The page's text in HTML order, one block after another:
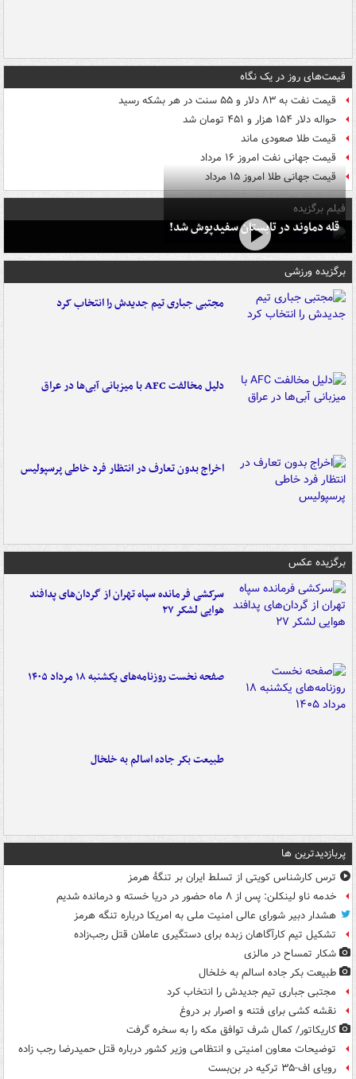
قیمت‌های روز در یک نگاه
قیمت نفت به ۸۳ دلار و ۵۵ سنت در هر بشکه رسید
حواله دلار ۱۵۴ هزار و ۴۵۱ تومان شد
قیمت طلا صعودی ماند
قیمت جهانی نفت امروز ۱۶ مرداد
قیمت جهانی طلا امروز ۱۵ مرداد
فیلم برگزیده
قله دماوند در تابستان سفیدپوش شد!
برگزیده ورزشی
مجتبی جباری تیم جدیدش را انتخاب کرد
دلیل مخالفت AFC با میزبانی آبی‌ها در عراق
اخراج بدون تعارف در انتظار فرد خاطی پرسپولیس
برگزیده عکس
سرکشی فرمانده سپاه تهران از گردان‌های پدافند
هوایی لشکر ۲۷
صفحه نخست روزنامه‌های یکشنبه ۱۸ مرداد ۱۴۰۵
طبیعت بکر جاده اسالم به خلخال
پربازدیدترین ها
ترس کارشناس کویتی از تسلط ایران بر تنگۀ هرمز
خدمه ناو لینکلن: پس از ۸ ماه حضور در دریا خسته و درمانده‌ شدیم
هشدار دبیر شورای عالی امنیت ملی به امریکا درباره تنگه هرمز
تشکیل تیم کارآگاهان زبده برای دستگیری عاملان قتل رجب‌زاده
شکار تمساح در مالزی
طبیعت بکر جاده اسالم به خلخال
مجتبی جباری تیم جدیدش را انتخاب کرد
نقشه کشی برای فتنه و اصرار بر دروغ
کاریکاتور/ کمال شرف توافق مکه را به سخره گرفت
توضیحات معاون امنیتی و انتظامی وزیر کشور درباره قتل حمیدرضا رجب زاده
رویای اف-۳۵ ترکیه در بن‌بست